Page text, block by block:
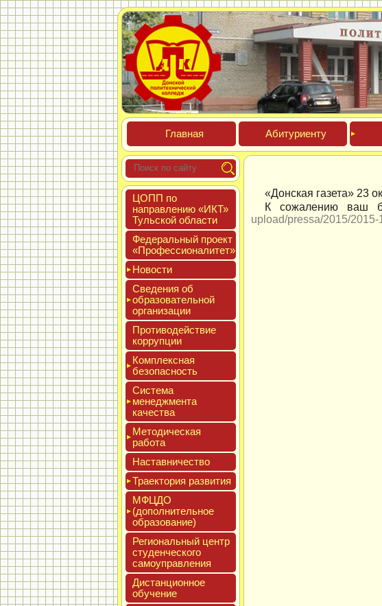
Глав­ная Аби­тури­ен­ту
ЦОПП по
нап­равле­нию «ИКТ»
Туль­ской об­ласти
Феде­раль­ный про­ект
«Про­фес­си­она­литет»
Новос­ти
Све­дения об
об­ра­зова­тель­ной
ор­га­низа­ции
Про­тиво­дей­ствие
кор­рупции
Ком­плексная
бе­зопас­ность
Сис­те­ма
ме­нед­жмен­та
ка­чес­тва
Мето­дичес­кая
ра­бота
Нас­тавни­чес­тво
Тра­ек­то­рия раз­ви­тия
МФЦДО
(до­пол­ни­тель­ное
об­ра­зова­ние)
Реги­ональ­ный центр
сту­ден­ческо­го
са­мо­уп­равле­ния
Дис­танци­он­ное
обу­чение
«Донская газета» 23
К сожалению ваш
upload/pressa/2015/2015-